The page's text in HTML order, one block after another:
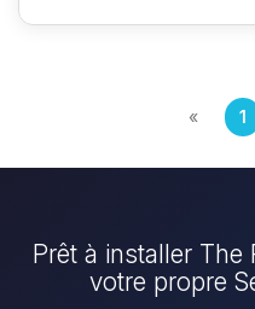
« 1
Prêt à installer
votre propre